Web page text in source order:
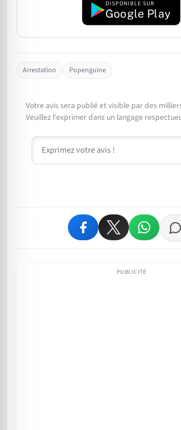
DISPONIBLE SUR
Google Play
Arrestation Popenguine
Votre avis sera publié et visible par des
Veuillez l'exprimer dans un langage
Commentaire